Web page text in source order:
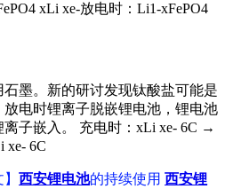
xLi xe-放电时：Li1-xFePO4
墨。新的研讨发现钛酸盐可能是
电时锂离子脱嵌锂电池，锂电池
子嵌入。 充电时：xLi xe- 6C →
6C
西安锂电池的持续使用 西安锂